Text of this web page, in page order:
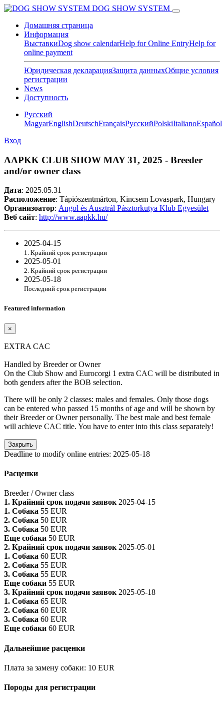
DOG SHOW SYSTEM
Домашняя страница
Информация
ВыставкиDog show calendarHelp for Online EntryHelp for
online payment
Юридическая декларацияЗащита данныхОбщие условия
регистрации
News
Доступность
Pусский
MagyarEnglishDeutschFrançaisPусскийPolskiItalianoEspañol
Вход
AAPKK CLUB SHOW MAY 31, 2025 - Breeder
and/or owner class
Дата: 2025.05.31
Расположение: Tápiószentmárton, Kincsem Lovaspark, Hungary
Организоатор: Angol és Ausztrál Pásztorkutya Klub Egyesület
Веб сайт: http://www.aapkk.hu/
2025-04-15
1. Крайний срок регистрации
2025-05-01
2. Крайний срок регистрации
2025-05-18
Последний срок регистрации
Featured information
×
EXTRA CAC
Handled by Breeder or Owner
On the Club Show and Eurocorgi 1 extra CAC will be distributed in
both genders after the BOB selection.
There will be only 2 classes: males and females. Only those dogs
can be entered who passed 15 months of age and will be shown by
their Breeder or Owner personally. The best male and best female
will achieve CAC title. You have to enter into this class separately!
Закрыть
Deadline to modify online entries: 2025-05-18
Расценки
Breeder / Owner class
1. Крайний срок подачи заявок 2025-04-15
1. Собака 55 EUR
2. Собака 50 EUR
3. Собака 50 EUR
Еще собаки 50 EUR
2. Крайний срок подачи заявок 2025-05-01
1. Собака 60 EUR
2. Собака 55 EUR
3. Собака 55 EUR
Еще собаки 55 EUR
3. Крайний срок подачи заявок 2025-05-18
1. Собака 65 EUR
2. Собака 60 EUR
3. Собака 60 EUR
Еще собаки 60 EUR
Дальнейшие расценки
Плата за замену собаки: 10 EUR
Породы для регистрации